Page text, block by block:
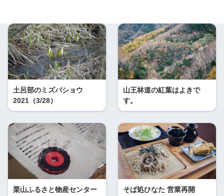
土呂部のミズバショウ
2021（3/28）
山王林道の紅葉はよきで
す。
栗山ふるさと物産センター そば処ひなた 営業再開